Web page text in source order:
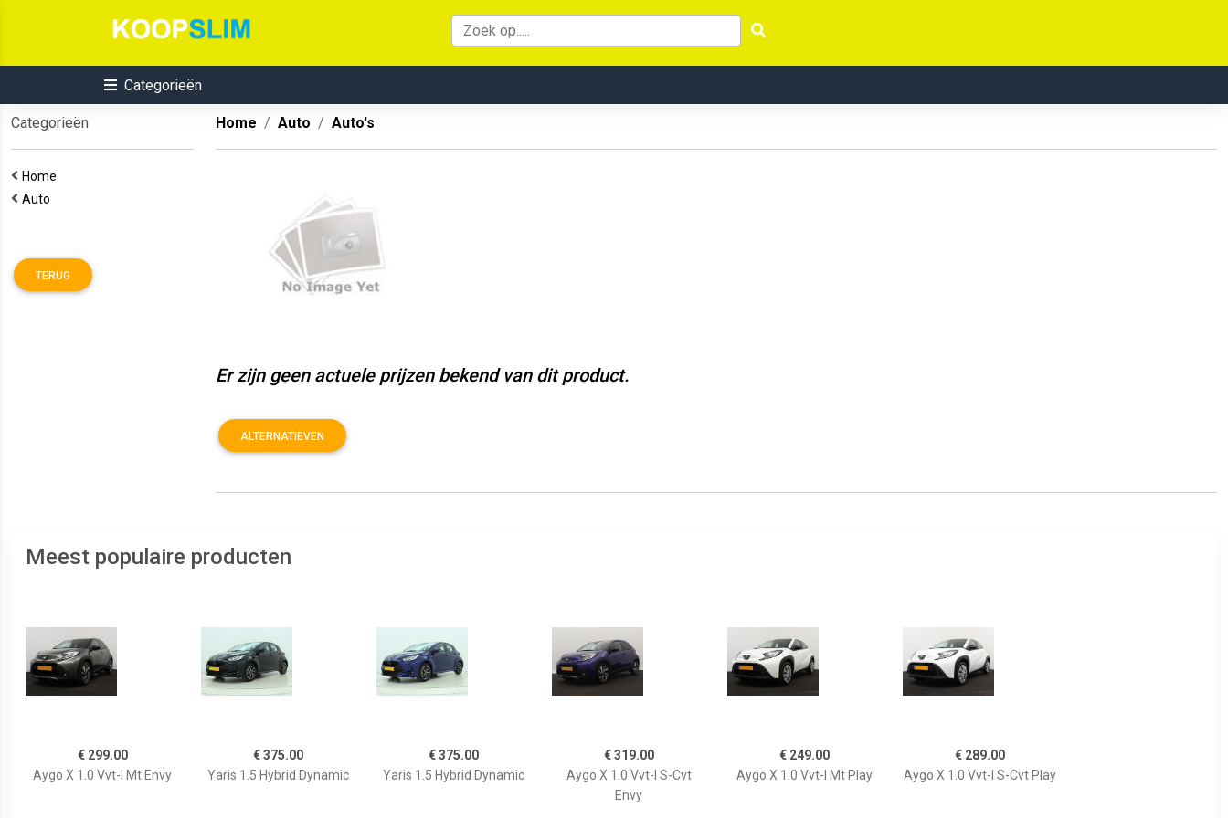
Categorieën
Categorieën
Home
Auto
TERUG
Home Auto Auto's
Er zijn geen actuele prijzen bekend van dit product.
ALTERNATIEVEN
Meest populaire producten
€ 299.00
Aygo X 1.0 Vvt-I Mt Envy
€ 375.00
Yaris 1.5 Hybrid Dynamic
€ 375.00
Yaris 1.5 Hybrid Dynamic
€ 319.00
Aygo X 1.0 Vvt-I S-Cvt
Envy
€ 249.00
Aygo X 1.0 Vvt-I Mt Play
€ 289.00
Aygo X 1.0 Vvt-I S-Cvt Play